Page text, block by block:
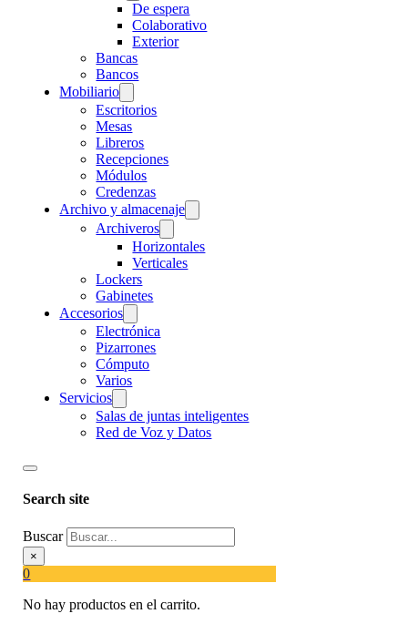
De espera
Colaborativo
Exterior
Bancas
Bancos
Mobiliario
Escritorios
Mesas
Libreros
Recepciones
Módulos
Credenzas
Archivo y almacenaje
Archiveros
Horizontales
Verticales
Lockers
Gabinetes
Accesorios
Electrónica
Pizarrones
Cómputo
Varios
Servicios
Salas de juntas inteligentes
Red de Voz y Datos
Search site
Buscar
×
0
No hay productos en el carrito.